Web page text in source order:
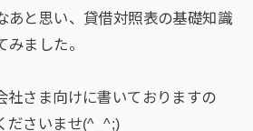
あと思い、貸借対照表の基礎知識
ました。
社さま向けに書いておりますの
ださいませ(^_^;)